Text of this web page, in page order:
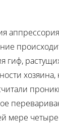
гиф,
мере